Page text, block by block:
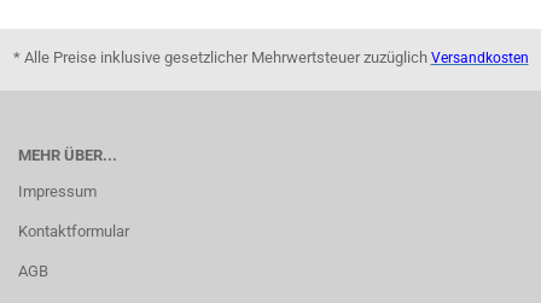
* Alle Preise inklusive gesetzlicher Mehrwertsteuer zuzüglich Versandkosten
MEHR ÜBER...
Impressum
Kontaktformular
AGB